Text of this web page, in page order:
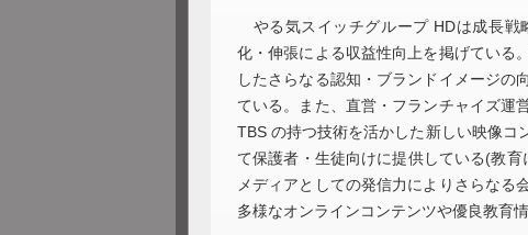
やる気スイッチグループ HDは成長戦
化・伸張による収益性向上を掲げている
したさらなる認知・ブランドイメージの
ている。また、直営・フランチャイズ運
TBS の持つ技術を活かした新しい映像コ
て保護者・生徒向けに提供している(教
メディアとしての発信力によりさらなる
多様なオンラインコンテンツや優良教育